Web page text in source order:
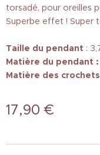
torsadé, pour oreilles
Superbe effet ! Super
Taille du pendant :
Matière du pendant :
Matière des
17,90 €